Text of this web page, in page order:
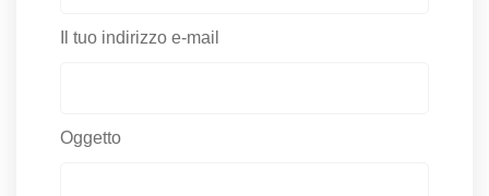
Il tuo indirizzo e-mail
Oggetto